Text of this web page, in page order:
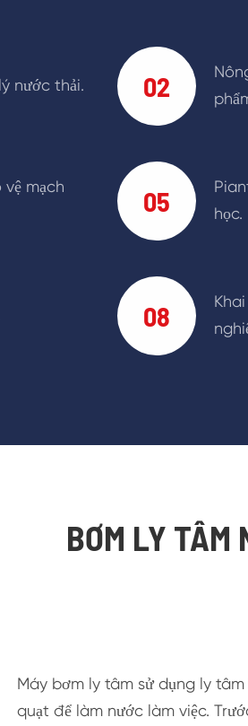
nước thải. 02
mạch
05
học.
08
BƠM LY TÂM
Máy bơm ly tâm sử dụng ly
quạt để làm nước làm việc.